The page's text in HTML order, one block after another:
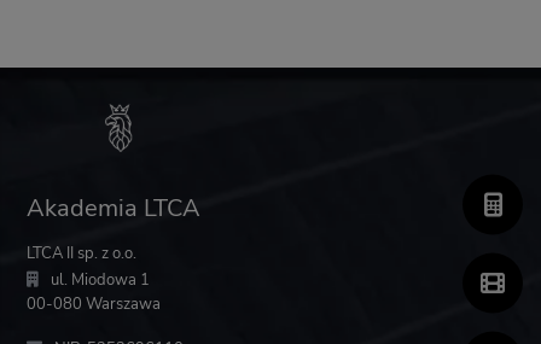
Akademia LTCA
LTCA II sp. z o.o.
ul. Miodowa 1
00-080 Warszawa